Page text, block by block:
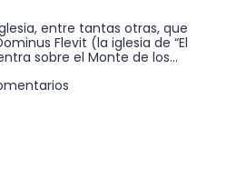
entre tantas otras, que
Flevit (la iglesia de “El
sobre el Monte de los...